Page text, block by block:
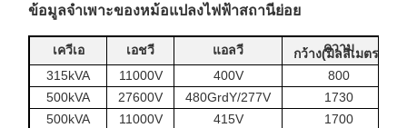
ข้อมูลจำเพาะของหม้อแปลงไฟฟ้าสถานีย่อย
เควีเอ เอชวี แอลวี ความ
กว้าง(มิลลิเมตร)
315kVA
11000V 400V
800
500kVA
27600V 480GrdY/277V
1730
500kVA
11000V 415V
1700